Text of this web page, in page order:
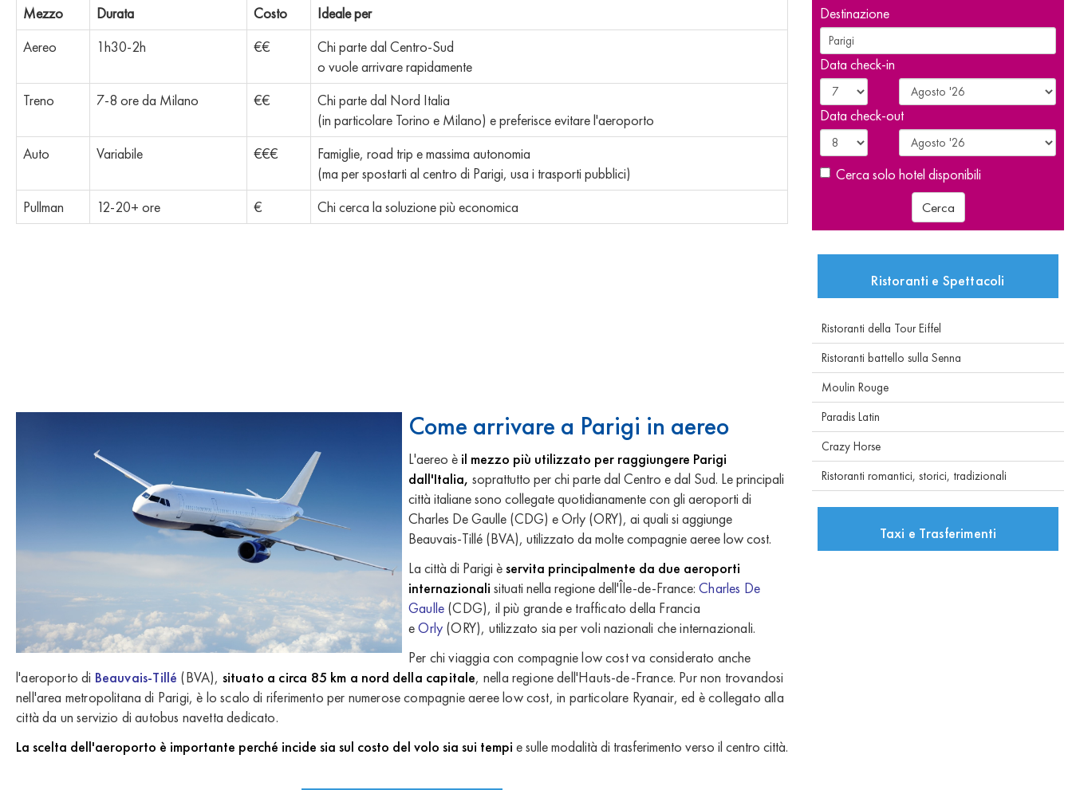
Mezzo Durata Costo
Ideale per
Aereo
1h30-2h €€
Chi parte dal Centro-Sud
o vuole arrivare rapidamente
Treno
7-8 ore da Milano €€
Chi parte dal Nord Italia
(in particolare Torino e Milano) e preferisce evitare l'aeroporto
Auto
Variabile €€€
Famiglie, road trip e massima autonomia
(ma per spostarti al centro di Parigi, usa i trasporti pubblici)
Pullman
12-20+ ore € Chi cerca la soluzione più economica
Come arrivare a Parigi in aereo
L'aereo è il mezzo più utilizzato per raggiungere Parigi
dall'Italia, soprattutto per chi parte dal Centro e dal Sud. Le principali
città italiane sono collegate quotidianamente con gli aeroporti di
Charles De Gaulle (CDG) e Orly (ORY), ai quali si aggiunge
Beauvais-Tillé (BVA), utilizzato da molte compagnie aeree low cost.
La città di Parigi èservita principalmente da due aeroporti
internazionali situati nella regione dell'Île-de-France: Charles De
Gaulle (CDG), il più grande e trafficato della Francia
eOrly (ORY), utilizzato sia per voli nazionali che internazionali.
Per chi viaggia con compagnie low cost va considerato anche
l'aeroporto di Beauvais-Tillé (BVA), situato a circa 85 km a nord della capitale, nella regione dell'Hauts-de-France. Pur non trovandosi
nell'area metropolitana di Parigi, è lo scalo di riferimento per numerose compagnie aeree low cost, in particolare Ryanair, ed è collegato alla
città da un servizio di autobus navetta dedicato.
La scelta dell'aeroporto è importante perché incide sia sul costo del volo sia sui tempi e sulle modalità di trasferimento verso il centro città.
Destinazione
Data check-in
Data check-out
Cerca solo hotel disponibili
Cerca
Ristoranti e Spettacoli
Ristoranti della Tour Eiffel
Ristoranti battello sulla Senna
Moulin Rouge
Paradis Latin
Crazy Horse
Ristoranti romantici, storici, tradizionali
Taxi e Trasferimenti